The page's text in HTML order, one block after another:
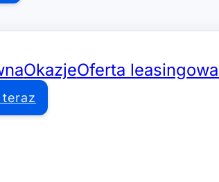
OkazjeOferta leasingowa